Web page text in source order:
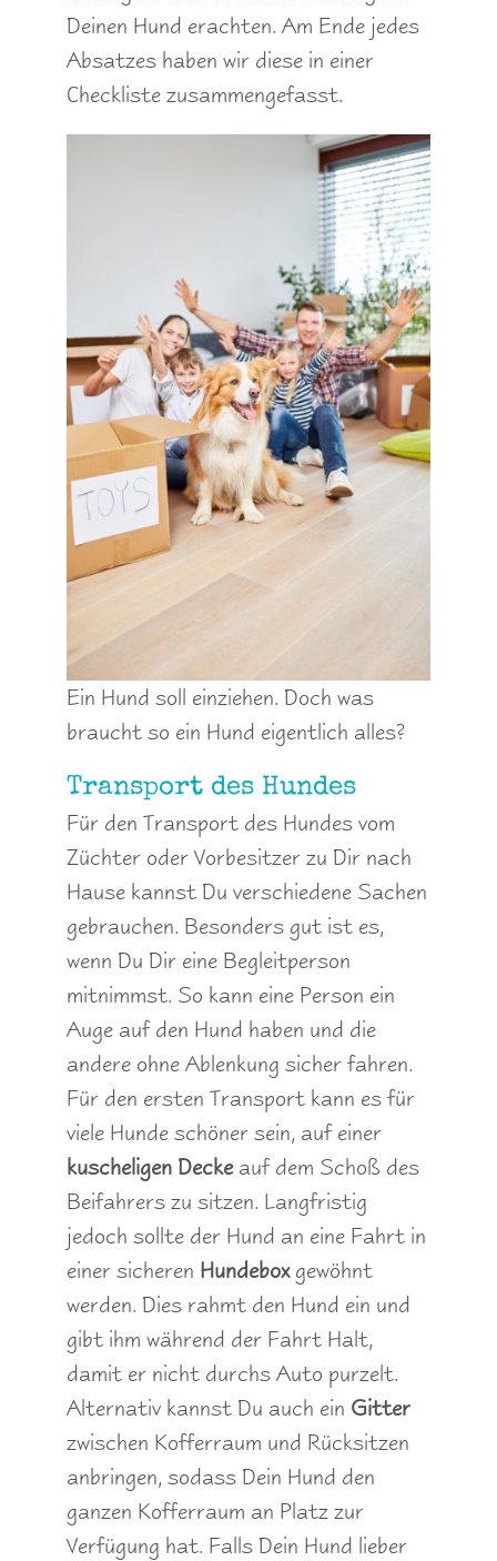
Deinen Hund erachten. Am Ende jedes
Absatzes haben wir diese in einer
Checkliste zusammengefasst.
Ein Hund soll einziehen. Doch was
braucht so ein Hund eigentlich alles?
Transport des Hundes
Für den Transport des Hundes vom
Züchter oder Vorbesitzer zu Dir nach
Hause kannst Du verschiedene Sachen
gebrauchen. Besonders gut ist es,
wenn Du Dir eine Begleitperson
mitnimmst. So kann eine Person ein
Auge auf den Hund haben und die
andere ohne Ablenkung sicher fahren.
Für den ersten Transport kann es für
viele Hunde schöner sein, auf einer
kuscheligen Deckeauf dem Schoß des
Beifahrers zu sitzen. Langfristig
jedoch sollte der Hund an eine Fahrt in
einer sicheren Hundeboxgewöhnt
werden. Dies rahmt den Hund ein und
gibt ihm während der Fahrt Halt,
damit er nicht durchs Auto purzelt.
Alternativ kannst Du auch ein Gitter
zwischen Kofferraum und Rücksitzen
anbringen, sodass Dein Hund den
ganzen Kofferraum an Platz zur
Verfügung hat. Falls Dein Hund lieber